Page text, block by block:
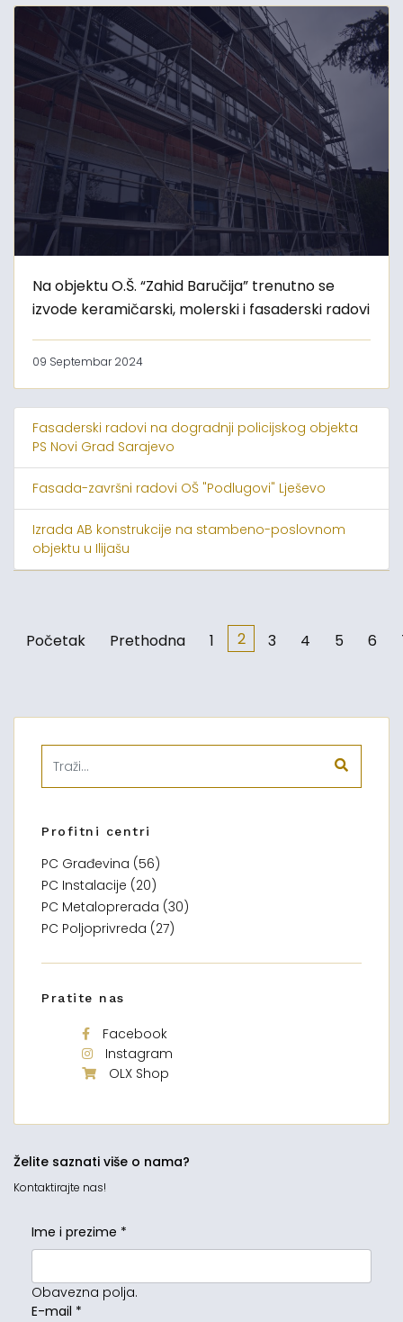
Na objektu O.Š. “Zahid Baručija” trenutno se
izvode keramičarski, molerski i fasaderski radovi
09 Septembar 2024
Fasaderski radovi na dogradnji policijskog objekta
PS Novi Grad Sarajevo
Fasada-završni radovi OŠ "Podlugovi" Lješevo
Izrada AB konstrukcije na stambeno-poslovnom
objektu u Ilijašu
Početak Prethodna 1 2 3 4 5 6
Profitni centri
PC Građevina (56)
PC Instalacije (20)
PC Metaloprerada (30)
PC Poljoprivreda (27)
Pratite nas
Facebook
Instagram
OLX Shop
Želite saznati više o nama?
Kontaktirajte nas!
Ime i prezime *
Obavezna polja.
E-mail *